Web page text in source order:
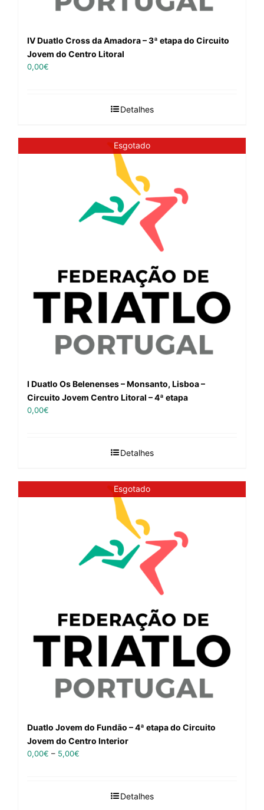
IV Duatlo Cross da Amadora – 3ª etapa do Circuito
Jovem do Centro Litoral
0,00€
Detalhes
Esgotado
I Duatlo Os Belenenses – Monsanto, Lisboa –
Circuito Jovem Centro Litoral – 4ª etapa
0,00€
Detalhes
Esgotado
Duatlo Jovem do Fundão – 4ª etapa do Circuito
Jovem do Centro Interior
0,00€ – 5,00€
Detalhes